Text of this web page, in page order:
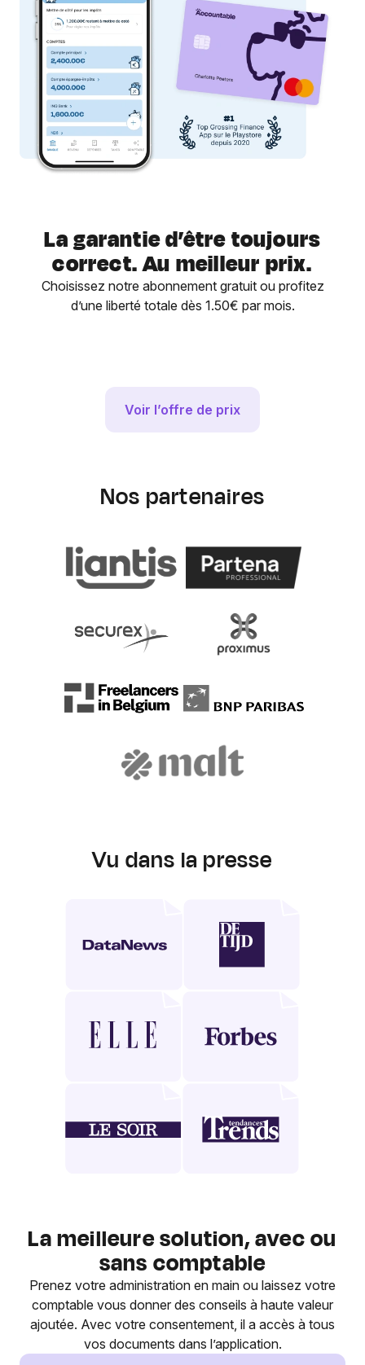
La garantie d’être toujours
correct. Au meilleur prix.
Choisissez notre abonnement gratuit ou profitez
d’une liberté totale dès 1.50€ par mois.
Voir l’offre de prix
Nos partenaires
Vu dans la presse
La meilleure solution, avec ou
sans comptable
Prenez votre administration en main ou laissez votre
comptable vous donner des conseils à haute valeur
ajoutée. Avec votre consentement, il a accès à tous
vos documents dans l’application.